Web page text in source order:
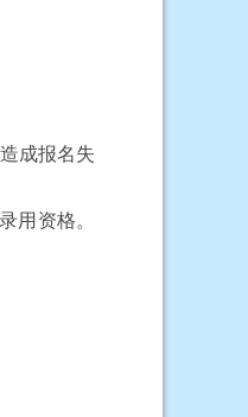
成报名失
用资格。